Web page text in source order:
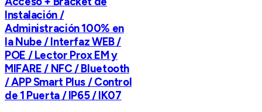
Instalación /
Administración 100% en
la Nube / Interfaz WEB /
POE / Lector Prox EM y
MIFARE / NFC / Bluetooth
/ APP Smart Plus / Control
de 1 Puerta / IP65 / IK07